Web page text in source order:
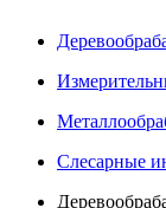
Слесарные